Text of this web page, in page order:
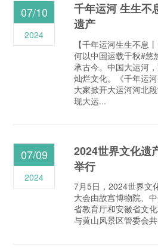
千年运河 生生不
遗产
【千年运河生生不息
何以中国运载千秋#悠
承古今。中国大运河
灿烂文化。《千年运
大家掀开大运河河北
现大运...
07/10
2024
2024世界文化遗
举行
7月5日，2024世界文
大会由故宫博物院、
省教育厅和安徽省文
与黄山风景区管委会共
07/09
2024